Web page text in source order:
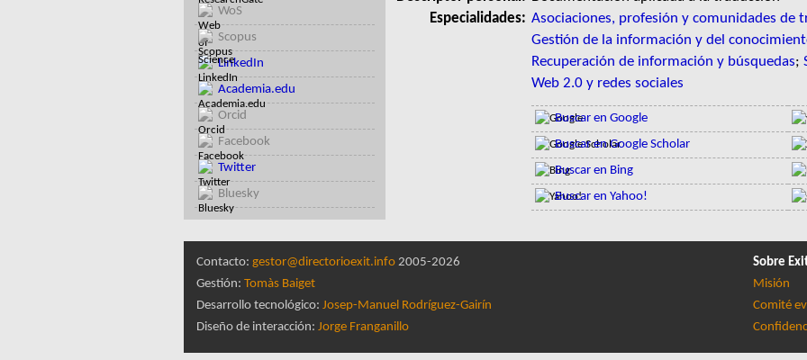
WoS
Scopus
LinkedIn
Academia.edu
Orcid
Facebook
Twitter
Bluesky
Especialidades: Asociaciones, profesión y comunidades de
Gestión de la información y del
Recuperación de información y búsquedas;
Web 2.0 y redes sociales
Buscar en Google
Buscar en Google Scholar
Buscar en Bing
Buscar en Yahoo!
Contacto: gestor@directorioexit.info 2005-2026
Gestión: Tomàs Baiget
Desarrollo tecnológico: Josep-Manuel Rodríguez-Gairín
Diseño de interacción: Jorge Franganillo
Sobre
Misión
Comité